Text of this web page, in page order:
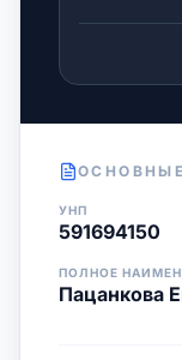
УНП
591694150
ПОЛНОЕ
Пацанкова